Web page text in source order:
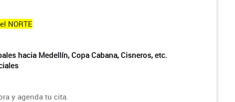
NORTE
hacia Medellín, Copa Cabana, Cisneros, etc.
y agenda tu cita.